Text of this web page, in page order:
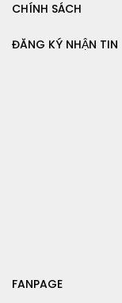
CHÍNH SÁCH
ĐĂNG KÝ NHẬN TIN
FANPAGE